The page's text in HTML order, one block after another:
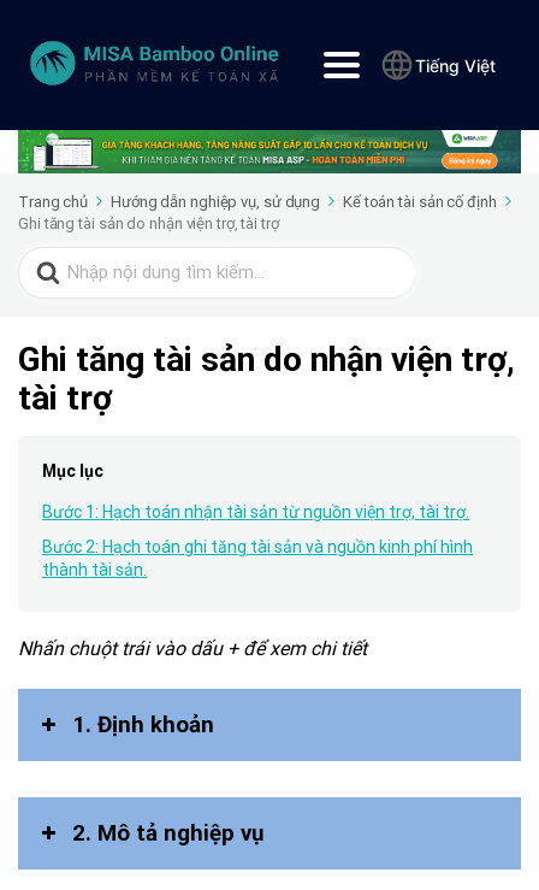
Tiếng Việt
Trang chủ Hướng dẫn nghiệp vụ, sử dụng
Kế toán tài sản cố định
Ghi tăng tài sản do nhận viện trợ, tài trợ
Search
for:
Ghi tăng tài sản do nhận viện trợ,
tài trợ
Mục lục
Bước 1: Hạch toán nhận tài sản từ nguồn viện trợ, tài trợ.
Bước 2: Hạch toán ghi tăng tài sản và nguồn kinh phí hình
thành tài sản.
Nhấn chuột trái vào dấu + để xem chi tiết
1. Định khoản
2. Mô tả nghiệp vụ